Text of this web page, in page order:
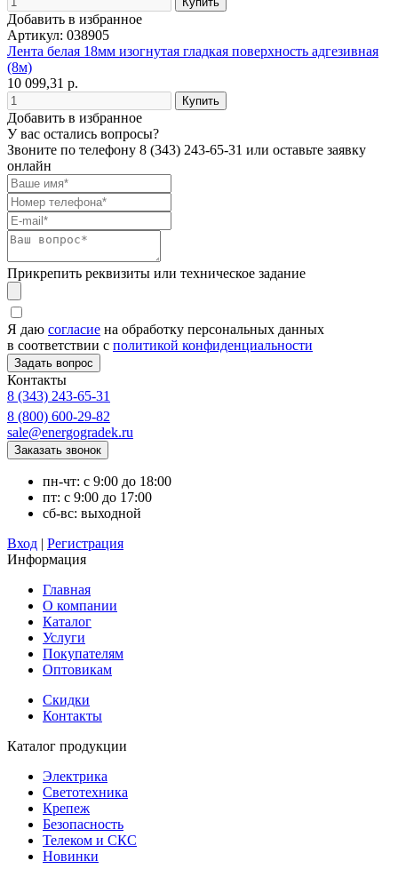
Добавить в избранное
Артикул: 038905
Лента белая 18мм изогнутая гладкая поверхность адгезивная
(8м)
10 099,31 р.
Добавить в избранное
У вас остались вопросы?
Звоните по телефону 8 (343) 243-65-31 или оставьте заявку
онлайн
Прикрепить реквизиты или техническое задание
Я даю согласие на обработку персональных данных
в соответствии с политикой конфиденциальности
Контакты
8 (343) 243-65-31
8 (800) 600-29-82
sale@energogradek.ru
пн-чт: с 9:00 до 18:00
пт: с 9:00 до 17:00
сб-вс: выходной
Вход | Регистрация
Информация
Главная
О компании
Каталог
Услуги
Покупателям
Оптовикам
Скидки
Контакты
Каталог продукции
Электрика
Светотехника
Крепеж
Безопасность
Телеком и СКС
Новинки